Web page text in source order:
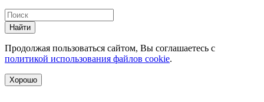
Найти
Продолжая пользоваться сайтом, Вы соглашаетесь с
политикой использования файлов cookie.
Хорошо